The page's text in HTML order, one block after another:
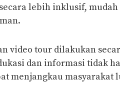
lebih inklusif,
video tour dilakukan
dan informasi tidak
menjangkau masyarakat